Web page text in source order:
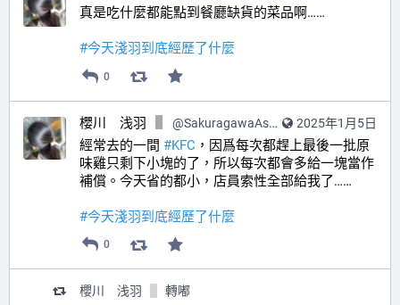
真是吃什麼都能點到餐廳缺貨的菜品啊……
#今天淺羽到底經歷了什麼
0
2025年1月5日
櫻川 浅羽 @SakuragawaAsaba@hub.sakuragawa.moe
經常去的一間 #KFC ，因爲每次都趕上最後一批原
味雞只剩下小塊的了，所以每次都會多給一塊當作
補償。今天省的都小，店員索性全部給我了……
#今天淺羽到底經歷了什麼
0
櫻川 浅羽 轉嘟